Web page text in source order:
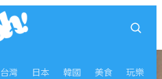
台灣 日本 韓國 美食 玩樂